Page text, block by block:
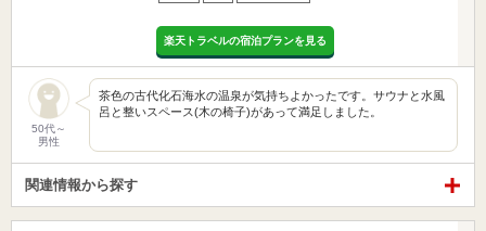
楽天トラベルの宿泊プランを見る
50代～
男性
茶色の古代化石海水の温泉が気持ちよかったです。サウナと水風
呂と整いスペース(木の椅子)があって満足しました。
関連情報から探す